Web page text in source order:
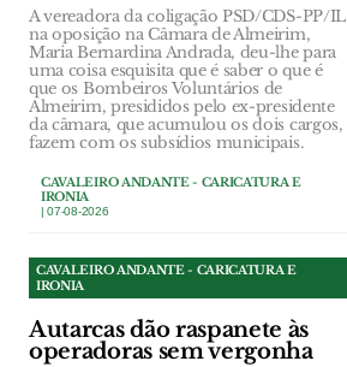
A vereadora da coligação PSD/CDS-PP/IL
na oposição na Câmara de Almeirim,
Maria Bernardina Andrada, deu-lhe para
uma coisa esquisita que é saber o que é
que os Bombeiros Voluntários de
Almeirim, presididos pelo ex-presidente
da câmara, que acumulou os dois cargos,
fazem com os subsídios municipais.
CAVALEIRO ANDANTE - CARICATURA E
IRONIA
| 07-08-2026
CAVALEIRO ANDANTE - CARICATURA E
IRONIA
Autarcas dão raspanete às
operadoras sem vergonha